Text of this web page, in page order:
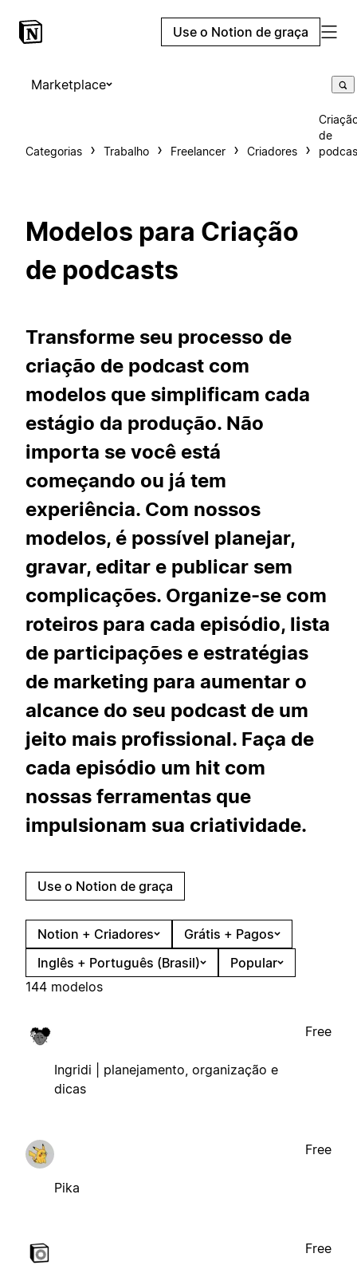
Use o Notion de graça
Marketplace
Categorias Trabalho Freelancer Criadores
de
Modelos para Criação
de podcasts
Transforme seu processo de
criação de podcast com
modelos que simplificam cada
estágio da produção. Não
importa se você está
começando ou já tem
experiência. Com nossos
modelos, é possível planejar,
gravar, editar e publicar sem
complicações. Organize-se com
roteiros para cada episódio, lista
de participações e estratégias
de marketing para aumentar o
alcance do seu podcast de um
jeito mais profissional. Faça de
cada episódio um hit com
nossas ferramentas que
impulsionam sua criatividade.
Use o Notion de graça
Notion + Criadores
Grátis + Pagos
Inglês + Português (Brasil)
Popular
144 modelos
Ingridi | planejamento, organização e
dicas
Free
Pika
Free
Free